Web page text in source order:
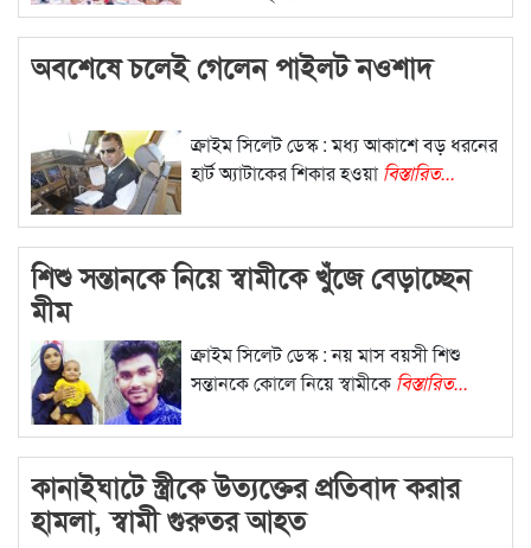
অবশেষে চলেই গেলেন পাইলট নওশাদ
ক্রাইম সিলেট ডেস্ক : মধ্য আকাশে বড় ধরনের
হার্ট অ্যাটাকের শিকার হওয়াবিস্তারিত...
শিশু সন্তানকে নিয়ে স্বামীকে খুঁজে বেড়াচ্ছেন
মীম
ক্রাইম সিলেট ডেস্ক : নয় মাস বয়সী শিশু
সন্তানকে কোলে নিয়ে স্বামীকেবিস্তারিত...
কানাইঘাটে স্ত্রীকে উত্যক্তের প্রতিবাদ করার
হামলা, স্বামী গুরুতর আহত